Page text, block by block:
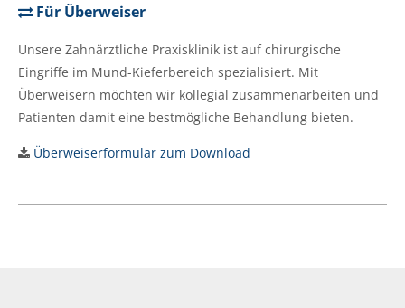
Für Überweiser
Unsere Zahnärztliche Praxisklinik ist auf chirurgische
Eingriffe im Mund-Kieferbereich spezialisiert. Mit
Überweisern möchten wir kollegial zusammenarbeiten und
Patienten damit eine bestmögliche Behandlung bieten.
Überweiserformular zum Download